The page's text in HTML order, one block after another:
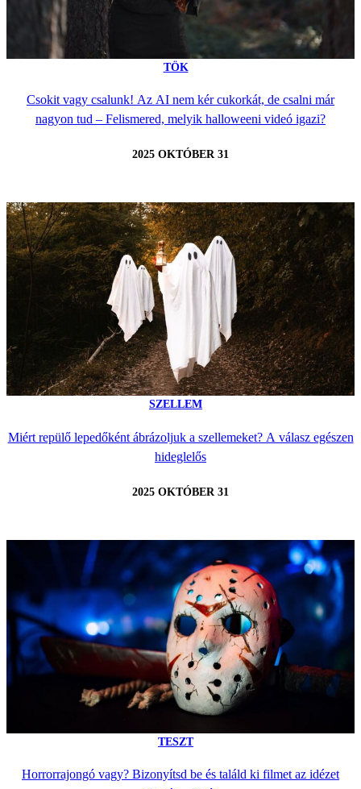
TÖK
Csokit vagy csalunk! Az AI nem kér cukorkát, de csalni már
nagyon tud – Felismered, melyik halloweeni videó igazi?
2025 OKTÓBER 31
SZELLEM
Miért repülő lepedőként ábrázoljuk a szellemeket? A válasz egészen
hideglelős
2025 OKTÓBER 31
TESZT
Horrorrajongó vagy? Bizonyítsd be és találd ki filmet az idézet